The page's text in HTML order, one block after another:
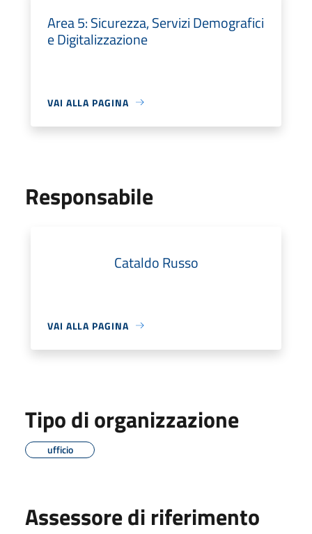
Area 5: Sicurezza, Servizi Demografici
e Digitalizzazione
VAI ALLA PAGINA
Responsabile
Cataldo Russo
VAI ALLA PAGINA
Tipo di organizzazione
ufficio
Assessore di riferimento